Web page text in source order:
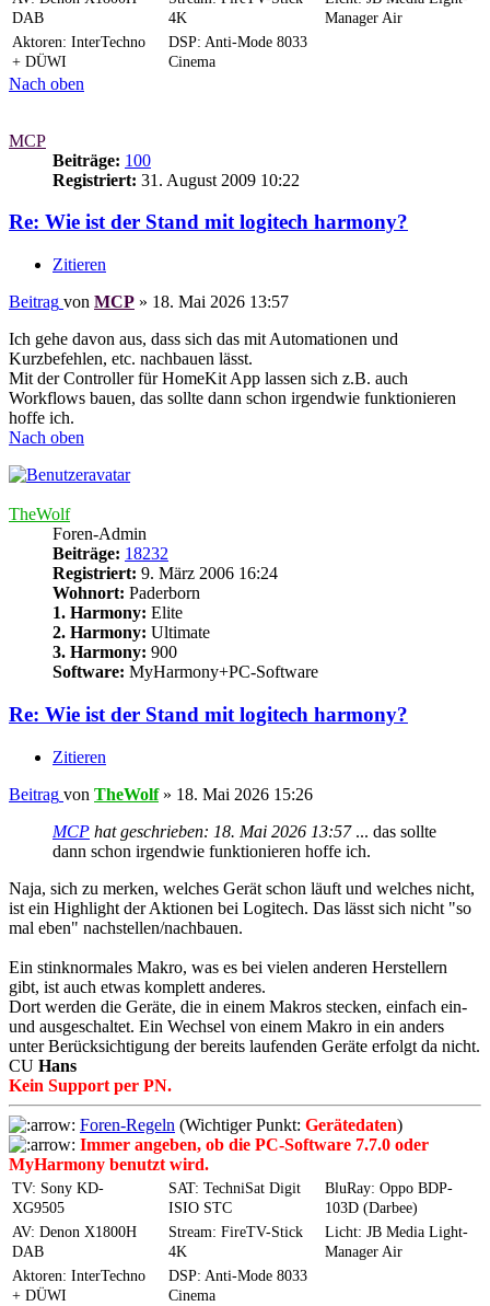
DAB
4K
Manager Air
Aktoren: InterTechno
+ DÜWI
DSP: Anti-Mode 8033
Cinema
Nach oben
MCP
Beiträge: 100
Registriert: 31. August 2009 10:22
Re: Wie ist der Stand mit logitech harmony?
Zitieren
Beitrag von MCP » 18. Mai 2026 13:57
Ich gehe davon aus, dass sich das mit Automationen und
Kurzbefehlen, etc. nachbauen lässt.
Mit der Controller für HomeKit App lassen sich z.B. auch
Workflows bauen, das sollte dann schon irgendwie funktionieren
hoffe ich.
Nach oben
TheWolf
Foren-Admin
Beiträge: 18232
Registriert: 9. März 2006 16:24
Wohnort: Paderborn
1. Harmony: Elite
2. Harmony: Ultimate
3. Harmony: 900
Software: MyHarmony+PC-Software
Re: Wie ist der Stand mit logitech harmony?
Zitieren
Beitrag von TheWolf» 18. Mai 2026 15:26
MCP hat geschrieben: 18. Mai 2026 13:57... das sollte
dann schon irgendwie funktionieren hoffe ich.
Naja, sich zu merken, welches Gerät schon läuft und welches nicht,
ist ein Highlight der Aktionen bei Logitech. Das lässt sich nicht "so
mal eben" nachstellen/nachbauen.
Ein stinknormales Makro, was es bei vielen anderen Herstellern
gibt, ist auch etwas komplett anderes.
Dort werden die Geräte, die in einem Makros stecken, einfach ein-
und ausgeschaltet. Ein Wechsel von einem Makro in ein anders
unter Berücksichtigung der bereits laufenden Geräte erfolgt da nicht.
CU Hans
Kein Support per PN.
Foren-Regeln (Wichtiger Punkt: Gerätedaten)
Immer angeben, ob die PC-Software 7.7.0 oder
MyHarmony benutzt wird.
TV: Sony KD-
XG9505
SAT: TechniSat Digit
ISIO STC
BluRay: Oppo BDP-
103D (Darbee)
AV: Denon X1800H
DAB
Stream: FireTV-Stick
4K
Licht: JB Media Light-
Manager Air
Aktoren: InterTechno
+ DÜWI
DSP: Anti-Mode 8033
Cinema